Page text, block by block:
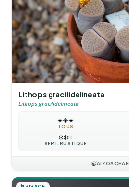
Lithops gracilidelineata
Lithops gracilidelineata
☀️☀️☀️
TOUS
❄️❄️❄️
SEMI-RUSTIQUE
🍃AIZOACEAE